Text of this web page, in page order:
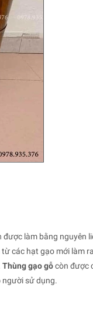
làm bằng nguyên
từ các hạt gạo mới làm
Thùng gạo gỗcòn được
người sử dụng.